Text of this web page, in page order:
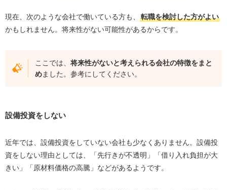
現在、次のような会社で働いている方も、
転職を検討した方がよい
かもしれません。将来性がない可能性があるからです。
ここでは、将来性がないと考えられる会社の特徴をまと
めました。参考にしてください。
設備投資をしない
近年では、設備投資をしていない会社も少なくありません。設備投
資をしない理由としては、「先行きが不透明」「借り入れ負担が大
きい」「原材料価格の高騰」などがあるようです。